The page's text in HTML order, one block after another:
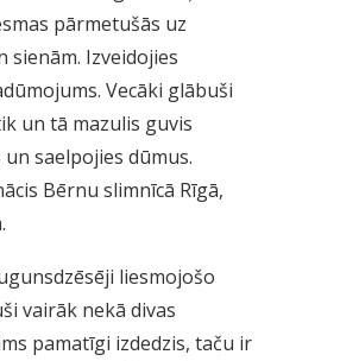
pārmetušās uz
sienām. Izveidojies
Vecāki glābuši
un tā mazulis guvis
saelpojies dūmus.
Bērnu slimnīcā Rīgā,
liesmojošo
vairāk nekā divas
pamatīgi izdedzis, taču ir